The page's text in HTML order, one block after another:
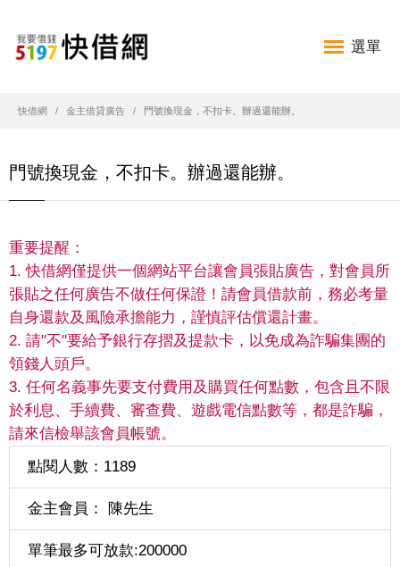
選單
快借網 金主借貸廣告 門號換現金，不扣卡。辦過還能辦。
門號換現金，不扣卡。辦過還能辦。
重要提醒：
1. 快借網僅提供一個網站平台讓會員張貼廣告，對會員所
張貼之任何廣告不做任何保證！請會員借款前，務必考量
自身還款及風險承擔能力，謹慎評估償還計畫。
2. 請"不"要給予銀行存摺及提款卡，以免成為詐騙集團的
領錢人頭戶。
3. 任何名義事先要支付費用及購買任何點數，包含且不限
於利息、手續費、審查費、遊戲電信點數等，都是詐騙，
請來信檢舉該會員帳號。
點閱人數：1189
金主會員： 陳先生
單筆最多可放款:200000